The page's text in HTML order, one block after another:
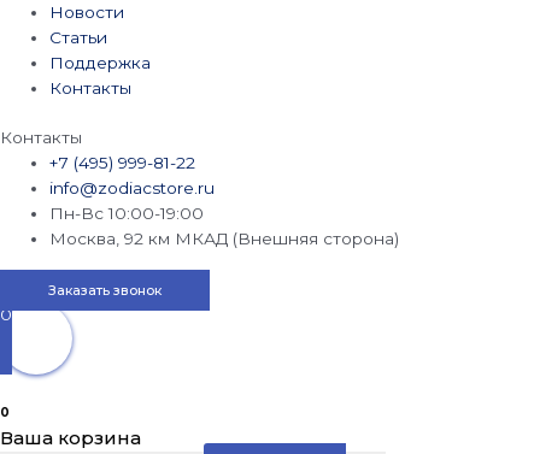
Новости
Статьи
Поддержка
Контакты
Контакты
+7 (495) 999-81-22
info@zodiacstore.ru
Пн-Вс 10:00-19:00
Москва, 92 км МКАД (Внешняя сторона)
Заказать звонок
0
0
Ваша корзина